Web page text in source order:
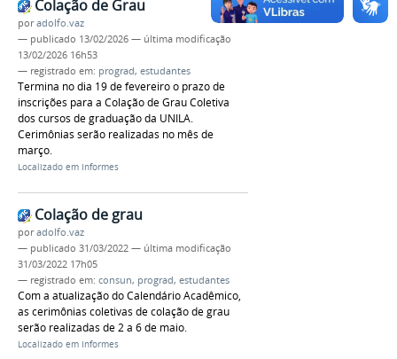
Colação de Grau
poradolfo.vaz
— publicado 13/02/2026 — última modificação
13/02/2026 16h53
— registrado em: prograd, estudantes
Termina no dia 19 de fevereiro o prazo de
inscrições para a Colação de Grau Coletiva
dos cursos de graduação da UNILA.
Cerimônias serão realizadas no mês de
março.
Localizado em Informes
Colação de grau
poradolfo.vaz
— publicado 31/03/2022 — última modificação
31/03/2022 17h05
— registrado em: consun, prograd, estudantes
Com a atualização do Calendário Acadêmico,
as cerimônias coletivas de colação de grau
serão realizadas de 2 a 6 de maio.
Localizado em Informes